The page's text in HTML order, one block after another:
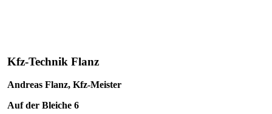
Kfz-Technik Flanz
Andreas Flanz, Kfz-Meister
Auf der Bleiche 6